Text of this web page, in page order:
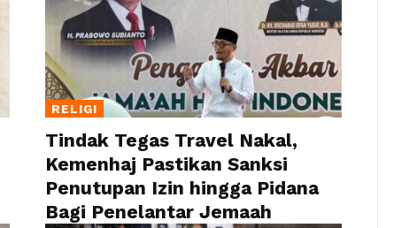
RELIGI
Tindak Tegas Travel Nakal,
Kemenhaj Pastikan Sanksi
Penutupan Izin hingga Pidana
Bagi Penelantar Jemaah